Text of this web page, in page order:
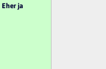
Eher ja